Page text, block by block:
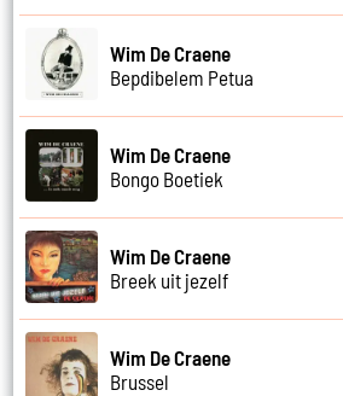
Wim De Craene
Bepdibelem Petua
Wim De Craene
Bongo Boetiek
Wim De Craene
Breek uit jezelf
Wim De Craene
Brussel